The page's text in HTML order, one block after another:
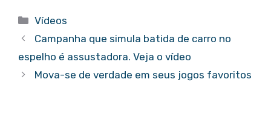
Categorias
Vídeos
Campanha que simula batida de carro no
espelho é assustadora. Veja o vídeo
Mova-se de verdade em seus jogos favoritos